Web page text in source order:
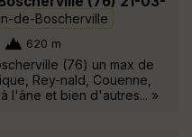
de-Boscherville
620 m
(76) un max de
Rey-nald, Couenne,
l'âne et bien d'autres... »